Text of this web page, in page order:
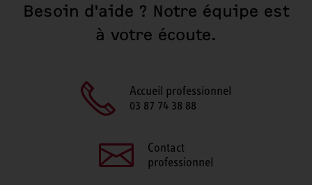
Besoin d'aide ? Notre équipe est
à votre écoute.
Accueil professionnel
03 87 74 38 88
Contact
professionnel